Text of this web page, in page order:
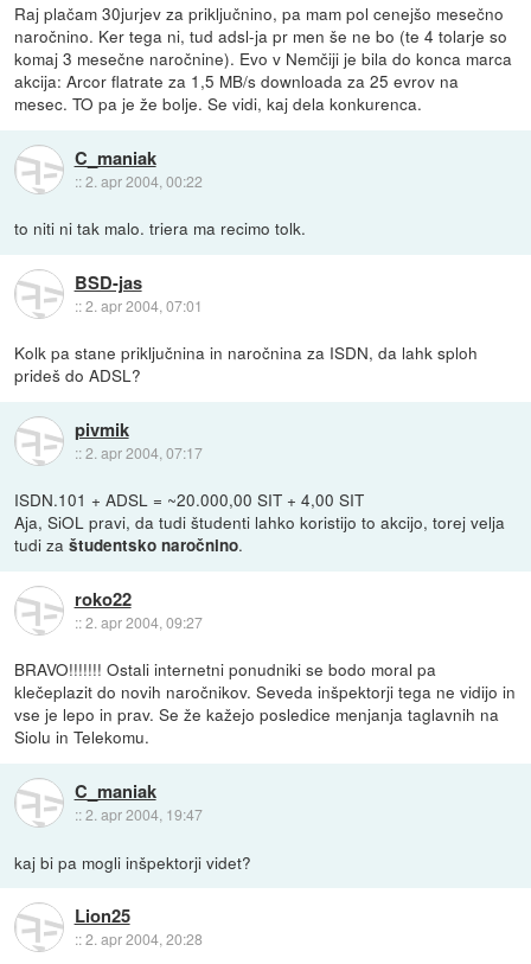
Raj plačam 30jurjev za priključnino, pa mam pol cenejšo mesečno
naročnino. Ker tega ni, tud adsl-ja pr men še ne bo (te 4 tolarje so
komaj 3 mesečne naročnine). Evo v Nemčiji je bila do konca marca
akcija: Arcor flatrate za 1,5 MB/s downloada za 25 evrov na
mesec. TO pa je že bolje. Se vidi, kaj dela konkurenca.
C_maniak
::2. apr 2004, 00:22
to niti ni tak malo. triera ma recimo tolk.
BSD-jas
::2. apr 2004, 07:01
Kolk pa stane priključnina in naročnina za ISDN, da lahk sploh
prideš do ADSL?
pivmik
::2. apr 2004, 07:17
ISDN.101 + ADSL = ~20.000,00 SIT + 4,00 SIT
Aja, SiOL pravi, da tudi študenti lahko koristijo to akcijo, torej velja
tudi zaštudentsko naročnino.
roko22
::2. apr 2004, 09:27
BRAVO!!!!!!! Ostali internetni ponudniki se bodo moral pa
klečeplazit do novih naročnikov. Seveda inšpektorji tega ne vidijo in
vse je lepo in prav. Se že kažejo posledice menjanja taglavnih na
Siolu in Telekomu.
C_maniak
::2. apr 2004, 19:47
kaj bi pa mogli inšpektorji videt?
Lion25
::2. apr 2004, 20:28